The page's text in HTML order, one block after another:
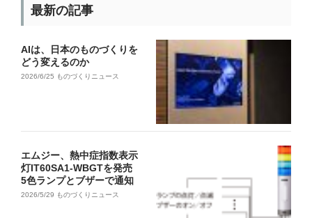
最新の記事
AIは、日本のものづくりを
どう変えるのか
2026/6/25 ものづくりニュース
エムジー、熱中症指数表示
灯IT60SA1-WBGTを発売
5色ランプとブザーで通知
2026/5/29 ものづくりニュース